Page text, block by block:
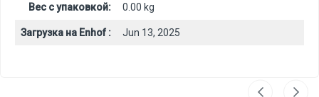
Вес с упаковкой: 0.00 kg
Загрузка на Enhof : Jun 13, 2025